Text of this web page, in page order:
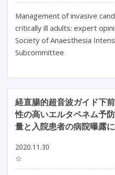
Management of invasive
critically ill adults: expert
Society of Anaesthesia
Subcommittee
経直腸的超音波ガイド下
性の高いエルタペネム予
量と入院患者の病院曝露
2020.11.30
☆